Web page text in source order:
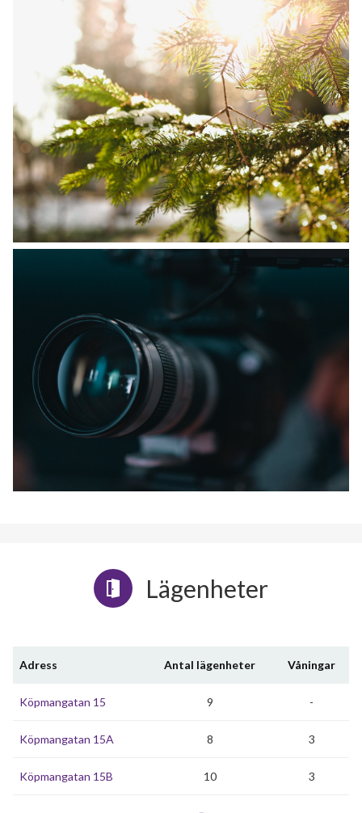
Lägenheter
Adress Antal lägenheter Våningar
Köpmangatan 15 9 -
Köpmangatan 15A 8 3
Köpmangatan 15B 10 3